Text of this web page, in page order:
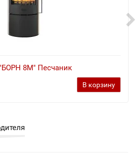
8М" Песчаник
В корзину